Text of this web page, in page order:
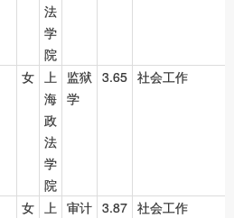
法
学
院
女
上
海
政
法
学
院
监狱
学
3.65 社会工作
女
上 审计 3.87 社会工作